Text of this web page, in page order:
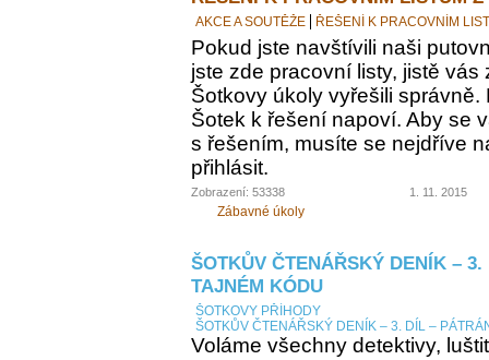
AKCE A SOUTĚŽE ŘEŠENÍ K PRACOVNÍM
Pokud jste navštívili naši
jste zde pracovní listy, jistě vás
Šotkovy úkoly vyřešili
Šotek k řešení napoví. Aby se
s řešením, musíte se nejdříve
přihlásit.
Zobrazení: 53338 1. 11. 2015
Zábavné úkoly
ŠOTKŮV ČTENÁŘSKÝ DENÍK –
TAJNÉM KÓDU
ŠOTKOVY PŘÍHODY
ŠOTKŮV ČTENÁŘSKÝ DENÍK – 3. DÍL –
Voláme všechny detektivy,